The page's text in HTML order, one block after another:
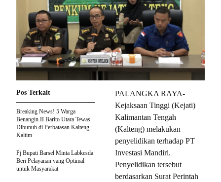
PALANGKA RAYA-
Kejaksaan Tinggi (Kejati)
Kalimantan Tengah
(Kalteng) melakukan
penyelidikan terhadap PT
Investasi Mandiri.
Penyelidikan tersebut
berdasarkan Surat Perintah
Pos Terkait
Breaking News! 5 Warga
Benangin II Barito Utara Tewas
Dibunuh di Perbatasan Kalteng-
Kaltim
Pj Bupati Barsel Minta Labkesda
Beri Pelayanan yang Optimal
untuk Masyarakat